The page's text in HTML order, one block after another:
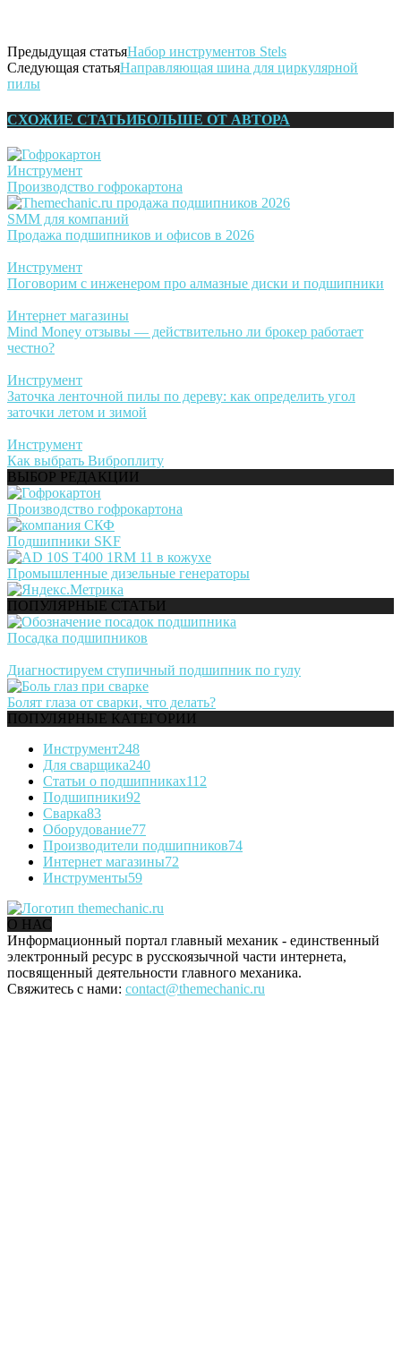
Предыдущая статьяНабор инструментов Stels
Следующая статьяНаправляющая шина для циркулярной
пилы
СХОЖИЕ СТАТЬИБОЛЬШЕ ОТ АВТОРА
Инструмент
Производство гофрокартона
SMM для компаний
Продажа подшипников и офисов в 2026
Инструмент
Поговорим с инженером про алмазные диски и подшипники
Интернет магазины
Mind Money отзывы — действительно ли брокер работает
честно?
Инструмент
Заточка ленточной пилы по дереву: как определить угол
заточки летом и зимой
Инструмент
Как выбрать Виброплиту
ВЫБОР РЕДАКЦИИ
Производство гофрокартона
Подшипники SKF
Промышленные дизельные генераторы
ПОПУЛЯРНЫЕ СТАТЬИ
Посадка подшипников
Диагностируем ступичный подшипник по гулу
Болят глаза от сварки, что делать?
ПОПУЛЯРНЫЕ КАТЕГОРИИ
Инструмент248
Для сварщика240
Статьи о подшипниках112
Подшипники92
Сварка83
Оборудование77
Производители подшипников74
Интернет магазины72
Инструменты59
О НАС
Информационный портал главный механик - единственный
электронный ресурс в русскоязычной части интернета,
посвященный деятельности главного механика.
Свяжитесь с нами: contact@themechanic.ru